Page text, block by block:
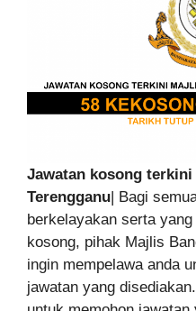
Jawatan kosong
Terengganu| Bagi
berkelayakan serta
kosong, pihak Majlis
ingin mempelawa anda
jawatan yang